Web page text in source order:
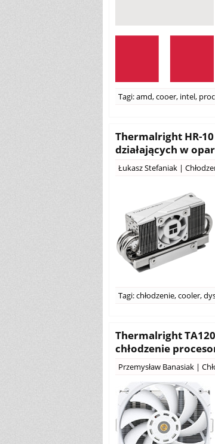
Tagi:amd,cooer, intel,
Thermalright HR-
działających w
Łukasz Stefaniak |
Tagi:chłodzenie,cooler,
Thermalright
chłodzenie
Przemysław Banasiak |